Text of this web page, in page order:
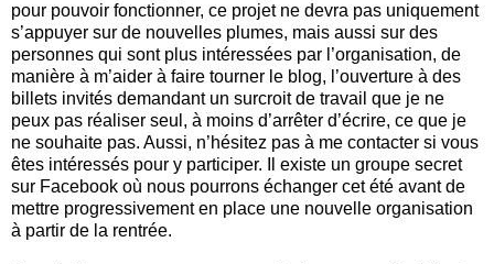
pour pouvoir fonctionner, ce projet ne devra pas uniquement
s’appuyer sur de nouvelles plumes, mais aussi sur des
personnes qui sont plus intéressées par l’organisation, de
manière à m’aider à faire tourner le blog, l’ouverture à des
billets invités demandant un surcroit de travail que je ne
peux pas réaliser seul, à moins d’arrêter d’écrire, ce que je
ne souhaite pas. Aussi, n’hésitez pas à me contacter si vous
êtes intéressés pour y participer. Il existe un groupe secret
sur Facebook où nous pourrons échanger cet été avant de
mettre progressivement en place une nouvelle organisation
à partir de la rentrée.